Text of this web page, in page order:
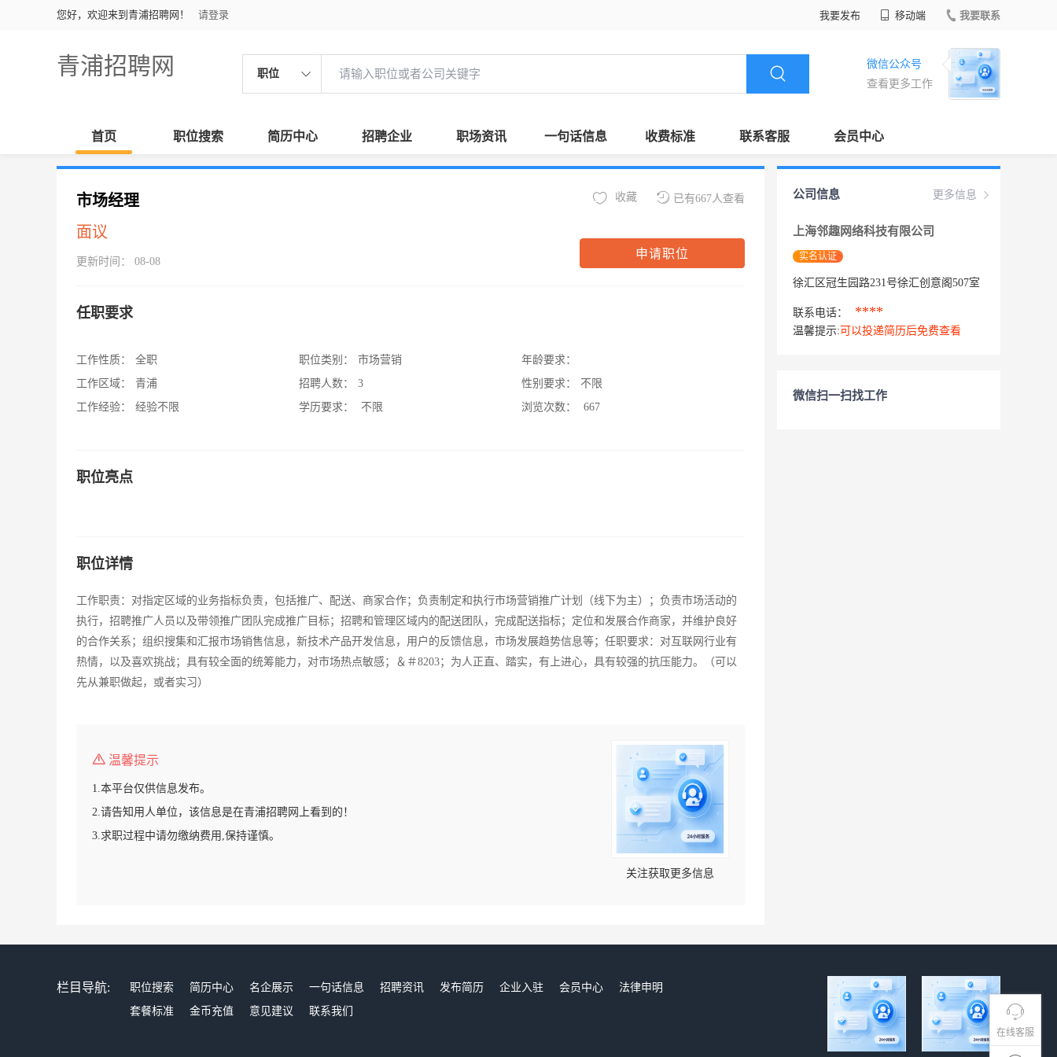
您好，欢迎来到青浦招聘网！ 请登录 我要发布 移动端 我要联系
青浦招聘网 职位
微信公众号
查看更多工作
首页 职位搜索 简历中心 招聘企业 职场资讯 一句话信息 收费标准 联系客服 会员中心
在线客服
市场经理
面议
更新时间： 08-08
已有667人查看
收藏
申请职位
任职要求
工作性质：
全职
工作区域：
青浦
工作经验：
经验不限
职位类别：
市场营销
招聘人数：
3
学历要求：
不限
年龄要求：
性别要求：
不限
浏览次数：
667
职位亮点
职位详情
工作职责：对指定区域的业务指标负责，包括推广、配送、商家合作；负责制定和执行市场营销推广计划（线下为主）；负责市场活动的
执行，招聘推广人员以及带领推广团队完成推广目标；招聘和管理区域内的配送团队，完成配送指标；定位和发展合作商家，并维护良好
的合作关系；组织搜集和汇报市场销售信息，新技术产品开发信息，用户的反馈信息，市场发展趋势信息等；任职要求：对互联网行业有
热情，以及喜欢挑战；具有较全面的统筹能力，对市场热点敏感；＆＃8203；为人正直、踏实，有上进心，具有较强的抗压能力。（可以
先从兼职做起，或者实习）
温馨提示
1.本平台仅供信息发布。
2.请告知用人单位，该信息是在青浦招聘网上看到的！
3.求职过程中请勿缴纳费用,保持谨慎。
关注获取更多信息
更多信息
公司信息
上海邻趣网络科技有限公司
实名认证
徐汇区冠生园路231号徐汇创意阁507室
联系电话： ****
温馨提示: 可以投递简历后免费查看
微信扫一扫找工作
栏目导航: 职位搜索 简历中心 名企展示 一句话信息 招聘资讯 发布简历 企业入驻 会员中心
法律申明
套餐标准
金币充值 意见建议 联系我们